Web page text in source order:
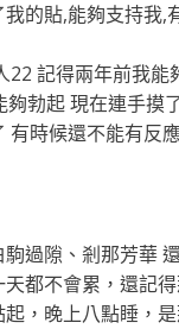
的貼,能夠支持我,
22 記得兩年前我能
夠勃起 現在連手摸
有時候還不能有反
過隙、剎那芳華
都不會累，還記
，晚上八點睡，